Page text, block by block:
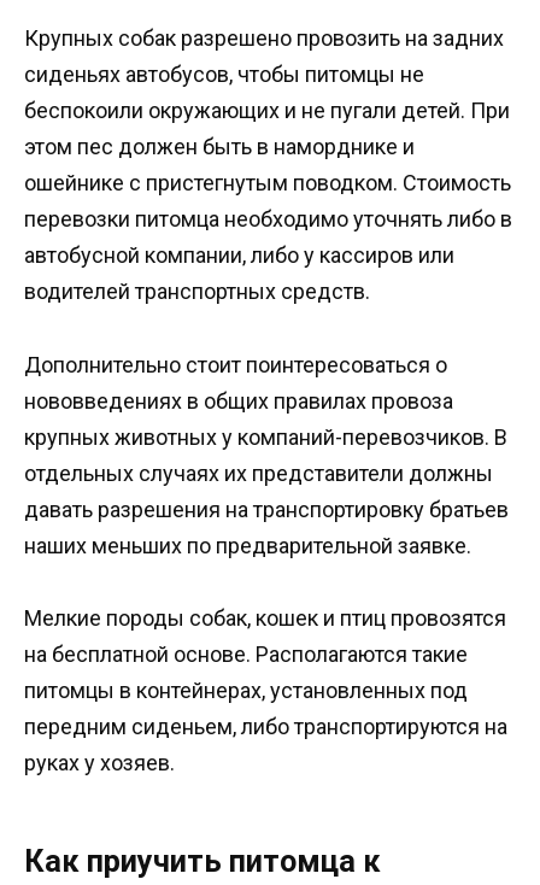
Крупных собак разрешено провозить на задних
сиденьях автобусов, чтобы питомцы не
беспокоили окружающих и не пугали детей. При
этом пес должен быть в наморднике и
ошейнике с пристегнутым поводком. Стоимость
перевозки питомца необходимо уточнять либо в
автобусной компании, либо у кассиров или
водителей транспортных средств.
Дополнительно стоит поинтересоваться о
нововведениях в общих правилах провоза
крупных животных у компаний-перевозчиков. В
отдельных случаях их представители должны
давать разрешения на транспортировку братьев
наших меньших по предварительной заявке.
Мелкие породы собак, кошек и птиц провозятся
на бесплатной основе. Располагаются такие
питомцы в контейнерах, установленных под
передним сиденьем, либо транспортируются на
руках у хозяев.
Как приучить питомца к